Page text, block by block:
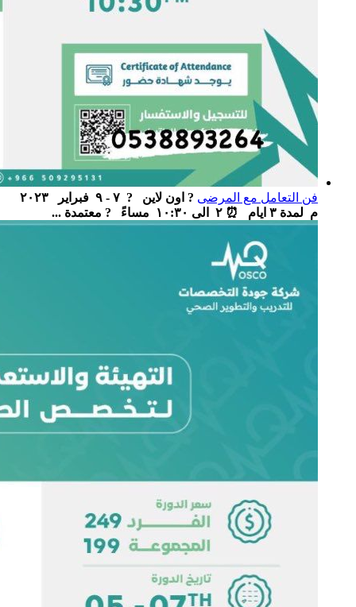
فن التعامل مع المرضى
? اون لاين ‏ ‏ ? ٧ - ٩ فبراير ٢٠٢٣
م لمدة ٣ ايام ‏ ⏰ ٢ الى ١٠:٣٠ مساءً ‏ ‏ ? معتمدة ...